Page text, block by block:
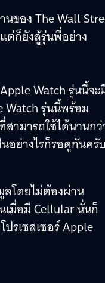
ของ The Wall
ต่ก็ยังสู้รุ่นพี่อย่าง
Watch รุ่นนี้จะ
Watch รุ่นนี้พร้อม
สามารถใช้ได้นานก
อย่างไรก็รอดูกันครั
ลโดยไม่ต้องผ่าน
เมื่อมี Cellular นั่นก็
รเซสเซอร์ Apple